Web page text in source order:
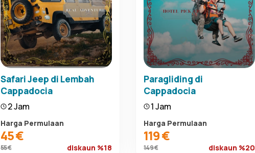
Safari Jeep di Lembah
Cappadocia
2 Jam
Harga Permulaan
45 €
55 € diskaun %18
Paragliding di
Cappadocia
1 Jam
Harga Permulaan
119 €
149 € diskaun %20